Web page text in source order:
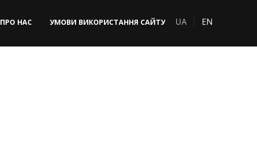
ПРО НАС УМОВИ ВИКОРИСТАННЯ САЙТУ UA EN